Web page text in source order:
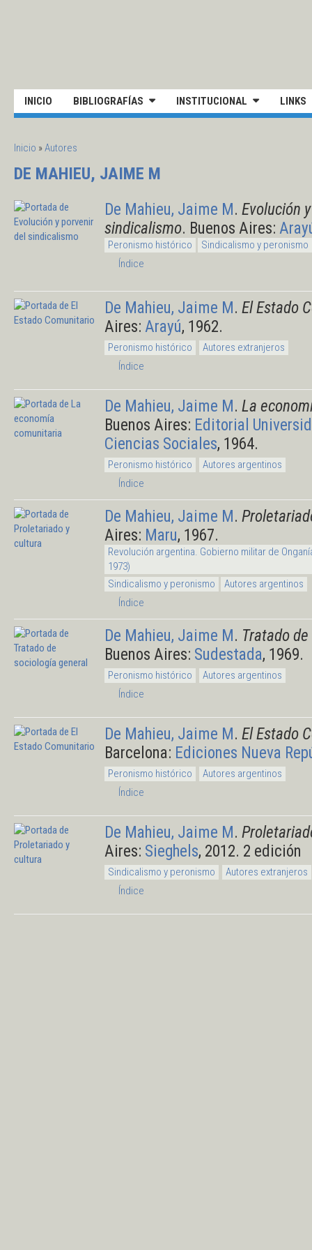
INICIO BIBLIOGRAFÍAS INSTITUCIONAL LINKS
SE ENCUENTRA USTED AQUÍ
Inicio »Autores
DE MAHIEU, JAIME M
De Mahieu, Jaime M. Evolución
sindicalismo. Buenos Aires:
Peronismo histórico
Sindicalismo y peronismo
Índice
De Mahieu, Jaime M. El Estado
Aires: Arayú, 1962.
Peronismo histórico
Autores extranjeros
Índice
De Mahieu, Jaime M. La
Buenos Aires: Editorial
Ciencias Sociales, 1964.
Peronismo histórico
Autores argentinos
Índice
De Mahieu, Jaime M.
Aires: Maru, 1967.
Revolución argentina. Gobierno militar de
1973)
Sindicalismo y peronismo
Autores argentinos
Índice
De Mahieu, Jaime M. Tratado
Buenos Aires: Sudestada, 1969.
Peronismo histórico
Autores argentinos
Índice
De Mahieu, Jaime M. El Estado
Barcelona: Ediciones Nueva
Peronismo histórico
Autores argentinos
Índice
De Mahieu, Jaime M.
Aires: Sieghels, 2012. 2 edición
Sindicalismo y peronismo
Autores extranjeros
Índice